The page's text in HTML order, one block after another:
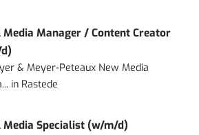
Media Manager / Content Creator
& Meyer-Peteaux New Media
in Rastede
Media Specialist (w/m/d)